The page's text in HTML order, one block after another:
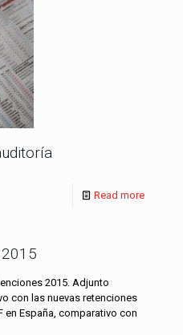
Read more
2015. Adjunto
con las nuevas retenciones
en España, comparativo con